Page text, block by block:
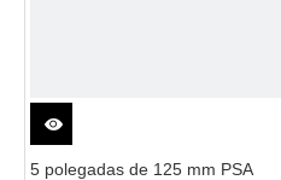
5 polegadas de 125 mm PSA